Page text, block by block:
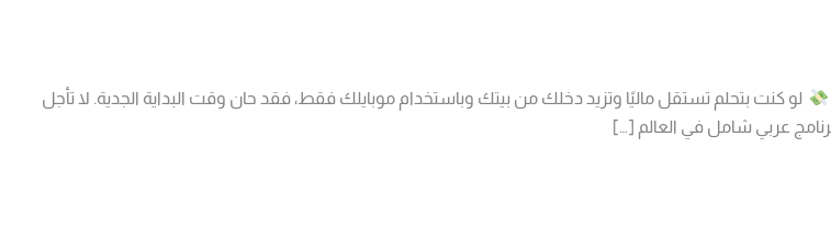
لو كنت بتحلم تستقل ماليًا وتزيد دخلك من بيتك وباستخدام موبايلك فقط، فقد حان وقت البداية الجدية. لا تأجل